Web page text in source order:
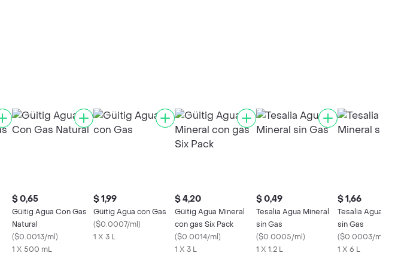
$ 0,65
Güitig Agua Con Gas
Natural
($0.0013/ml)
1 X 500 mL
$ 1,99
Güitig Agua con Gas
($0.0007/ml)
1 X 3 L
$ 4,20
Güitig Agua Mineral
con gas Six Pack
($0.0014/ml)
1 X 3 L
$ 0,49
Tesalia Agua Mineral
sin Gas
($0.0005/ml)
1 X 1.2 L
$ 1,66
Tesalia Agua
sin Gas
($0.0003/ml
1 X 6 L